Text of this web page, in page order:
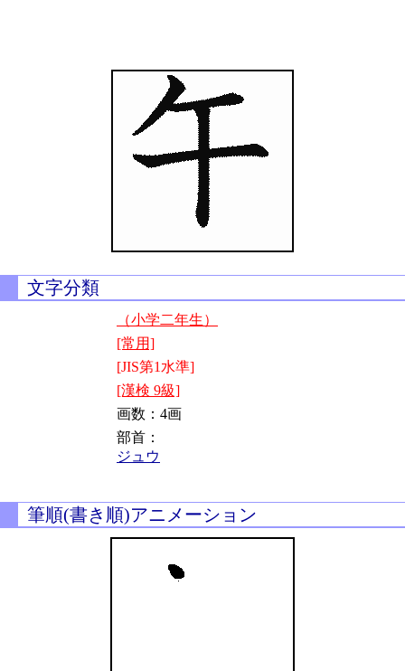
文字分類
（小学二年生）
[常用]
[JIS第1水準]
[漢検 9級]
画数：4画
部首：
ジュウ
筆順(書き順)アニメーション